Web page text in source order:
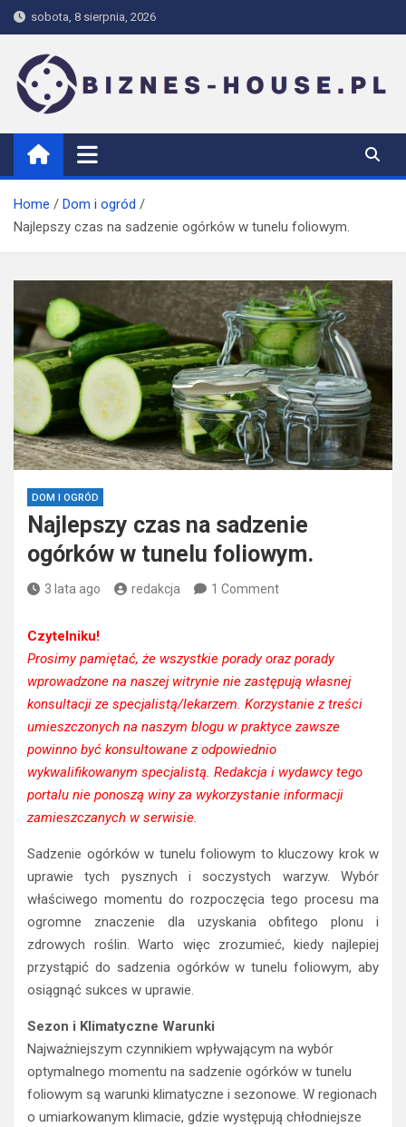
Skip
to
content
sobota, 8 sierpnia, 2026
biznes-house.pl
Home
Dom i ogród
Najlepszy czas na sadzenie ogórków w tunelu foliowym.
DOM I OGRÓD
Najlepszy czas na sadzenie
ogórków w tunelu foliowym.
3 lata ago redakcja 1 Comment
Czytelniku!
Prosimy pamiętać, że wszystkie porady oraz porady
wprowadzone na naszej witrynie nie zastępują własnej
konsultacji ze specjalistą/lekarzem. Korzystanie z treści
umieszczonych na naszym blogu w praktyce zawsze
powinno być konsultowane z odpowiednio
wykwalifikowanym specjalistą. Redakcja i wydawcy tego
portalu nie ponoszą winy za wykorzystanie informacji
zamieszczanych w serwisie.
Sadzenie ogórków w tunelu foliowym to kluczowy krok w
uprawie tych pysznych i soczystych warzyw. Wybór
właściwego momentu do rozpoczęcia tego procesu ma
ogromne znaczenie dla uzyskania obfitego plonu i
zdrowych roślin. Warto więc zrozumieć, kiedy najlepiej
przystąpić do sadzenia ogórków w tunelu foliowym, aby
osiągnąć sukces w uprawie.
Sezon i Klimatyczne Warunki
Najważniejszym czynnikiem wpływającym na wybór
optymalnego momentu na sadzenie ogórków w tunelu
foliowym są warunki klimatyczne i sezonowe. W regionach
o umiarkowanym klimacie, gdzie występują chłodniejsze